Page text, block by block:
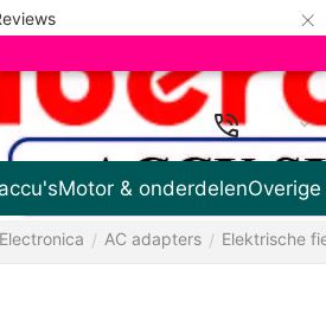
×
DE
Motor & onderdelen
Electronica / AC adapters / Elektrische